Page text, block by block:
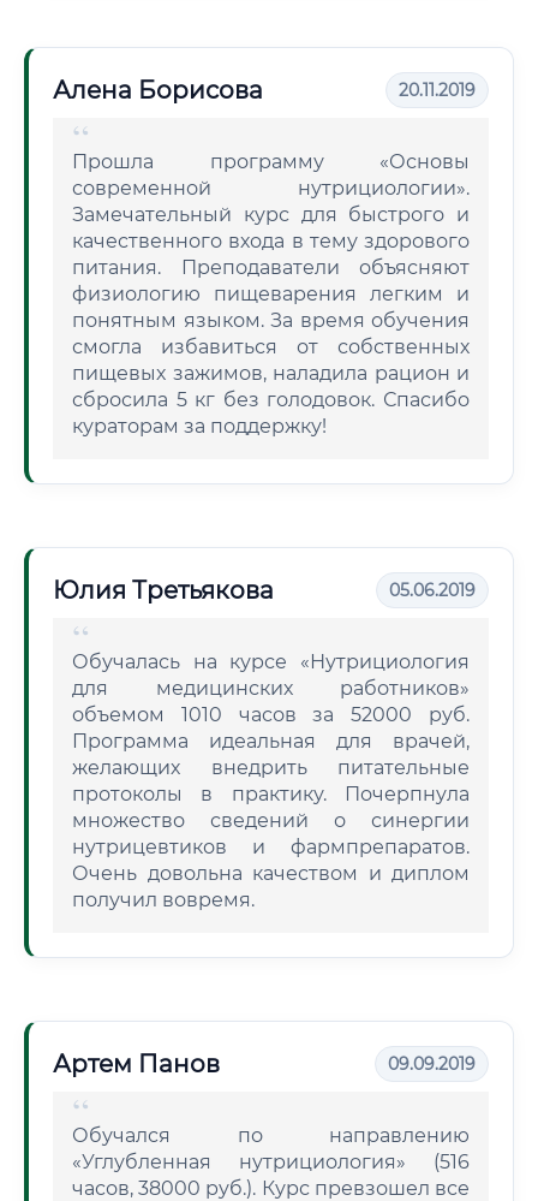
Алена Борисова 20.11.2019
Прошла программу «Основы
современной нутрициологии».
Замечательный курс для быстрого и
качественного входа в тему здорового
питания. Преподаватели объясняют
физиологию пищеварения легким и
понятным языком. За время обучения
смогла избавиться от собственных
пищевых зажимов, наладила рацион и
сбросила 5 кг без голодовок. Спасибо
кураторам за поддержку!
Юлия Третьякова 05.06.2019
Обучалась на курсе «Нутрициология
для медицинских работников»
объемом 1010 часов за 52000 руб.
Программа идеальная для врачей,
желающих внедрить питательные
протоколы в практику. Почерпнула
множество сведений о синергии
нутрицевтиков и фармпрепаратов.
Очень довольна качеством и диплом
получил вовремя.
Артем Панов 09.09.2019
Обучался по направлению
«Углубленная нутрициология» (516
часов, 38000 руб.). Курс превзошел все